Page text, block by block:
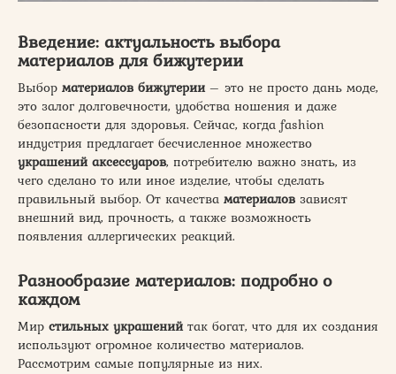
Введение: актуальность выбора
материалов для бижутерии
Выбор материалов бижутерии– это не просто дань моде,
это залог долговечности, удобства ношения и даже
безопасности для здоровья. Сейчас, когда fashion
индустрия предлагает бесчисленное множество
украшений аксессуаров, потребителю важно знать, из
чего сделано то или иное изделие, чтобы сделать
правильный выбор. От качества материалов зависят
внешний вид, прочность, а также возможность
появления аллергических реакций.
Разнообразие материалов: подробно о
каждом
Мир стильных украшенийтак богат, что для их создания
используют огромное количество материалов.
Рассмотрим самые популярные из них.